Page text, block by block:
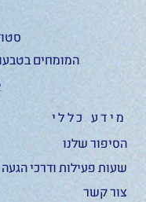
המומחים
מידע כללי
הסיפור שלנו
שעות פעילות ודרכי הגעה
צור קשר